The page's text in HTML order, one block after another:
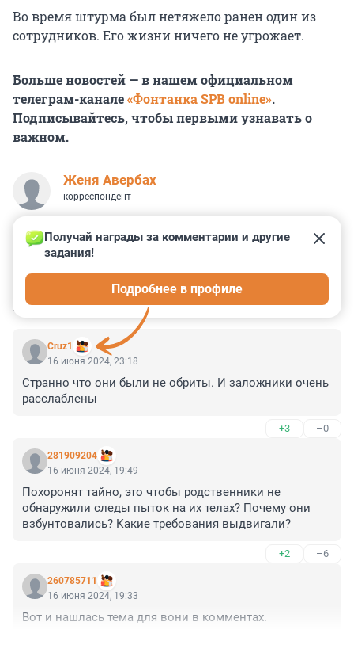
Во время штурма был нетяжело ранен один из
сотрудников. Его жизни ничего не угрожает.
Больше новостей — в нашем официальном
телеграм-канале«Фонтанка SPB online».
Подписывайтесь, чтобы первыми узнавать о
важном.
Женя Авербах
корреспондент
КОММЕНТАРИИ 24
Cruz1
Получай награды за комментарии и другие
задания!
Подробнее в профиле
16 июня 2024, 23:18
Странно что они были не обриты. И заложники очень
расслаблены
+3 –0
281909204
16 июня 2024, 19:49
Похоронят тайно, это чтобы родственники не
обнаружили следы пыток на их телах? Почему они
взбунтовались? Какие требования выдвигали?
+2 –6
260785711
16 июня 2024, 19:33
Вот и нашлась тема для вони в комментах.